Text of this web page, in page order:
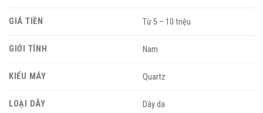
GIÁ TIỀN Từ 5 – 10 triệu
GIỚI TÍNH Nam
KIỂU MÁY Quartz
LOẠI DÂY Dây da